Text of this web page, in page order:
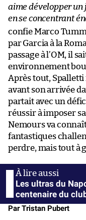
aime développer un
en se concentrant
confie Marco
par Garcia à la
passage à l’OM, il
environnement
Après tout, Spalletti
avant son arrivée
partait avec un
réussir à imposer
Nemours va
fantastiques
perdre, mais tout à
Les ultras du
centenaire du
Par Tristan Pubert